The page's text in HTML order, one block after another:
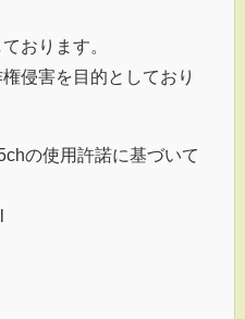
おります。
侵害を目的としており
の使用許諾に基づいて